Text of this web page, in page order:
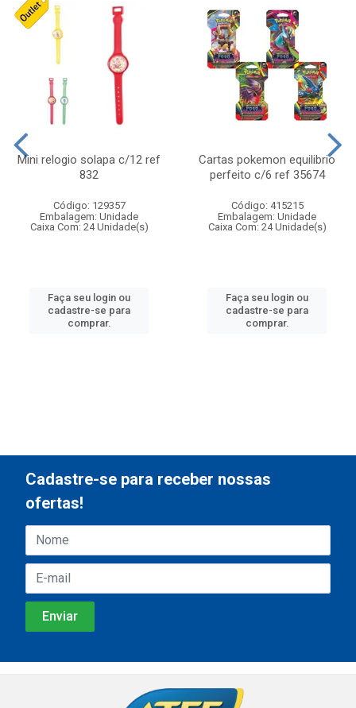
Mini relogio solapa c/12 ref
832
Código: 129357
Embalagem: Unidade
Caixa Com: 24 Unidade(s)
Faça seu login ou
cadastre-se para
comprar.
Cartas pokemon equilibrio
perfeito c/6 ref 35674
Código: 415215
Embalagem: Unidade
Caixa Com: 24 Unidade(s)
Faça seu login ou
cadastre-se para
comprar.
Cadastre-se para receber nossas
ofertas!